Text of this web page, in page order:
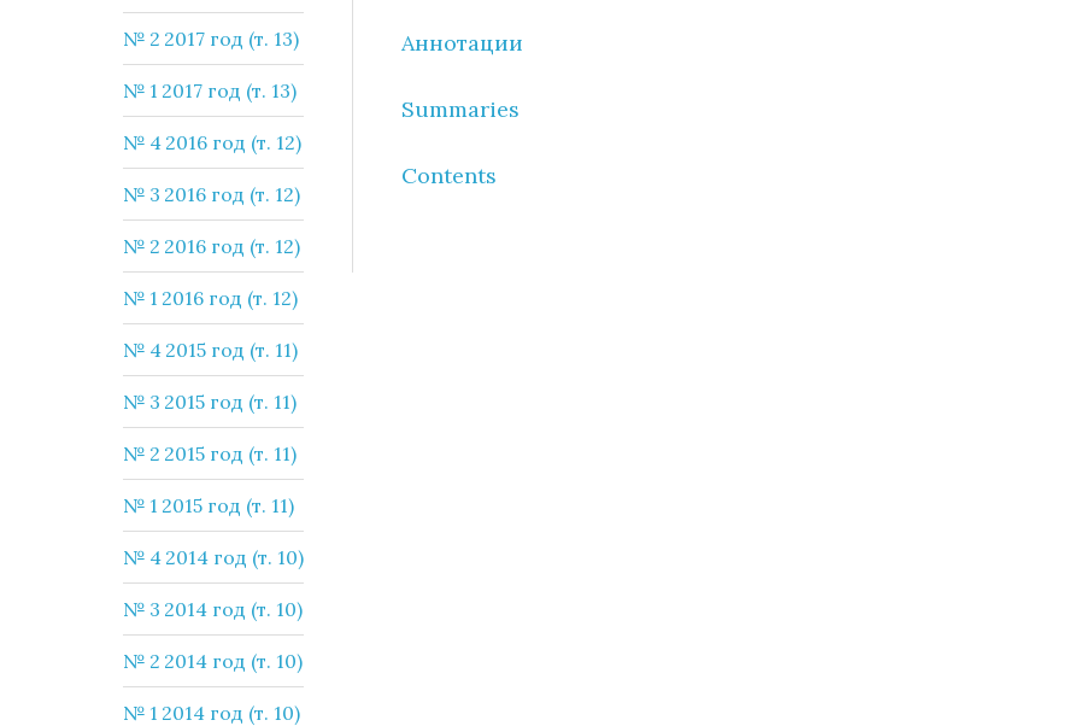
Аннотации
Summaries
Contents
№ 2 2017 год (т. 13)
№ 1 2017 год (т. 13)
№ 4 2016 год (т. 12)
№ 3 2016 год (т. 12)
№ 2 2016 год (т. 12)
№ 1 2016 год (т. 12)
№ 4 2015 год (т. 11)
№ 3 2015 год (т. 11)
№ 2 2015 год (т. 11)
№ 1 2015 год (т. 11)
№ 4 2014 год (т. 10)
№ 3 2014 год (т. 10)
№ 2 2014 год (т. 10)
№ 1 2014 год (т. 10)